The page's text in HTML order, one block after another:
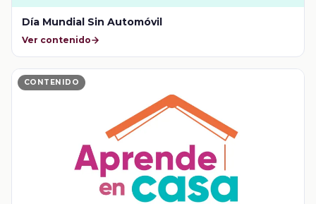
Día Mundial Sin Automóvil
Ver contenido
CONTENIDO